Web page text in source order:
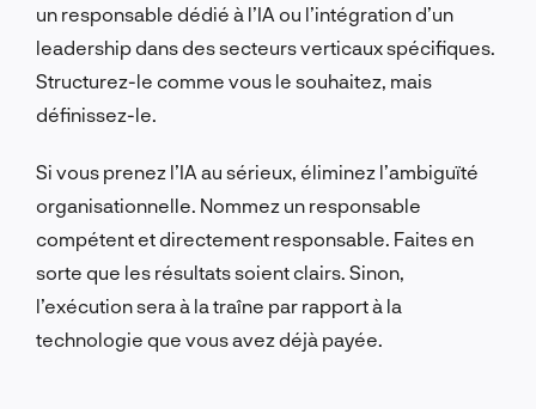
un responsable dédié à l’IA ou l’intégration d’un
leadership dans des secteurs verticaux spécifiques.
Structurez-le comme vous le souhaitez, mais
définissez-le.
Si vous prenez l’IA au sérieux, éliminez l’ambiguïté
organisationnelle. Nommez un responsable
compétent et directement responsable. Faites en
sorte que les résultats soient clairs. Sinon,
l’exécution sera à la traîne par rapport à la
technologie que vous avez déjà payée.